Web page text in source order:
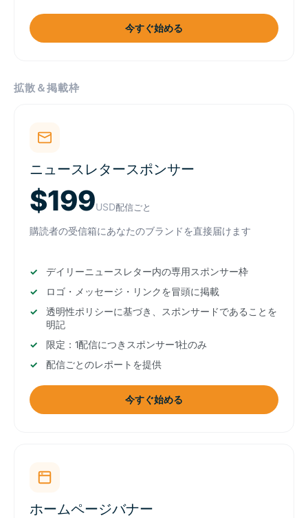
今すぐ始める
拡散＆掲載枠
ニュースレタースポンサー
$199USD配信ごと
購読者の受信箱にあなたのブランドを直接届けます
デイリーニュースレター内の専用スポンサー枠
ロゴ・メッセージ・リンクを冒頭に掲載
透明性ポリシーに基づき、スポンサードであることを
明記
限定：1配信につきスポンサー1社のみ
配信ごとのレポートを提供
今すぐ始める
ホームページバナー